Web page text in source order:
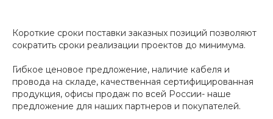
Короткие сроки поставки заказных позиций позволяют
сократить сроки реализации проектов до минимума.
Гибкое ценовое предложение, наличие кабеля и
провода на складе, качественная сертифицированная
продукция, офисы продаж по всей России- наше
предложение для наших партнеров и покупателей.